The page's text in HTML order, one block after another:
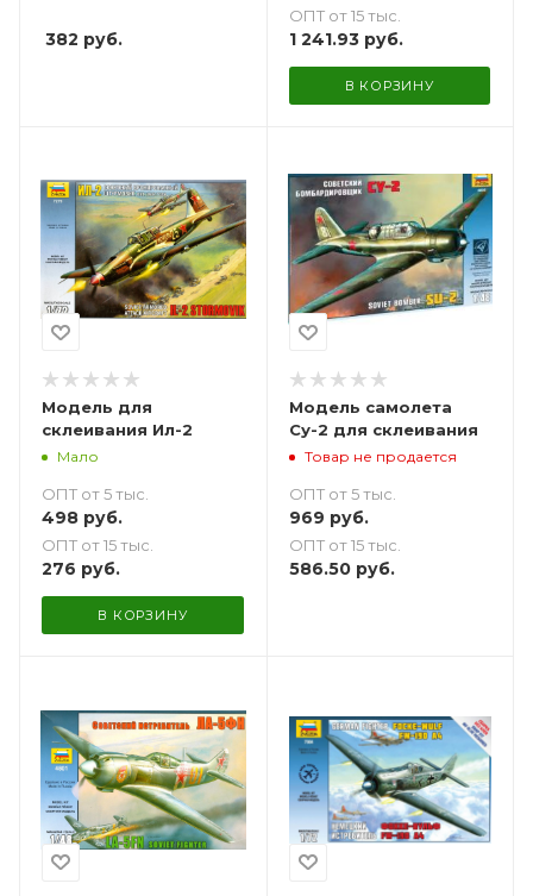
382 руб.
ОПТ от 15 тыс.
1 241.93руб.
В КОРЗИНУ
Модель для
склеивания Ил-2
Мало
ОПТ от 5 тыс.
498 руб.
ОПТ от 15 тыс.
276 руб.
В КОРЗИНУ
Модель самолета
Су-2 для склеивания
Товар не продается
ОПТ от 5 тыс.
969 руб.
ОПТ от 15 тыс.
586.50руб.